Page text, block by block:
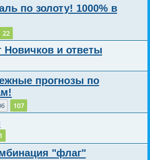
по золоту! 1000% в
22
Новичков и ответы
прогнозы по
107
"флаг"